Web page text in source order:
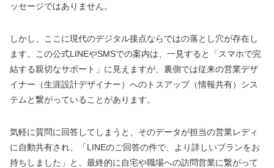
ッセージではありません。
しかし、ここに現代のデジタル接点ならではの落とし穴が存在し
ます。この公式LINEやSMSでの案内は、一見すると「スマホで完
結する親切なサポート」に見えますが、裏側では従来の営業デザ
イナー（生涯設計デザイナー）へのトスアップ（情報共有）シス
テムと繋がっていることがあります。
気軽に質問に回答してしまうと、そのデータが担当の営業レディ
に自動共有され、「LINEのご回答の件で、より詳しいプランをお
持ちしました」と、最終的に自宅や職場への訪問営業に繋がって